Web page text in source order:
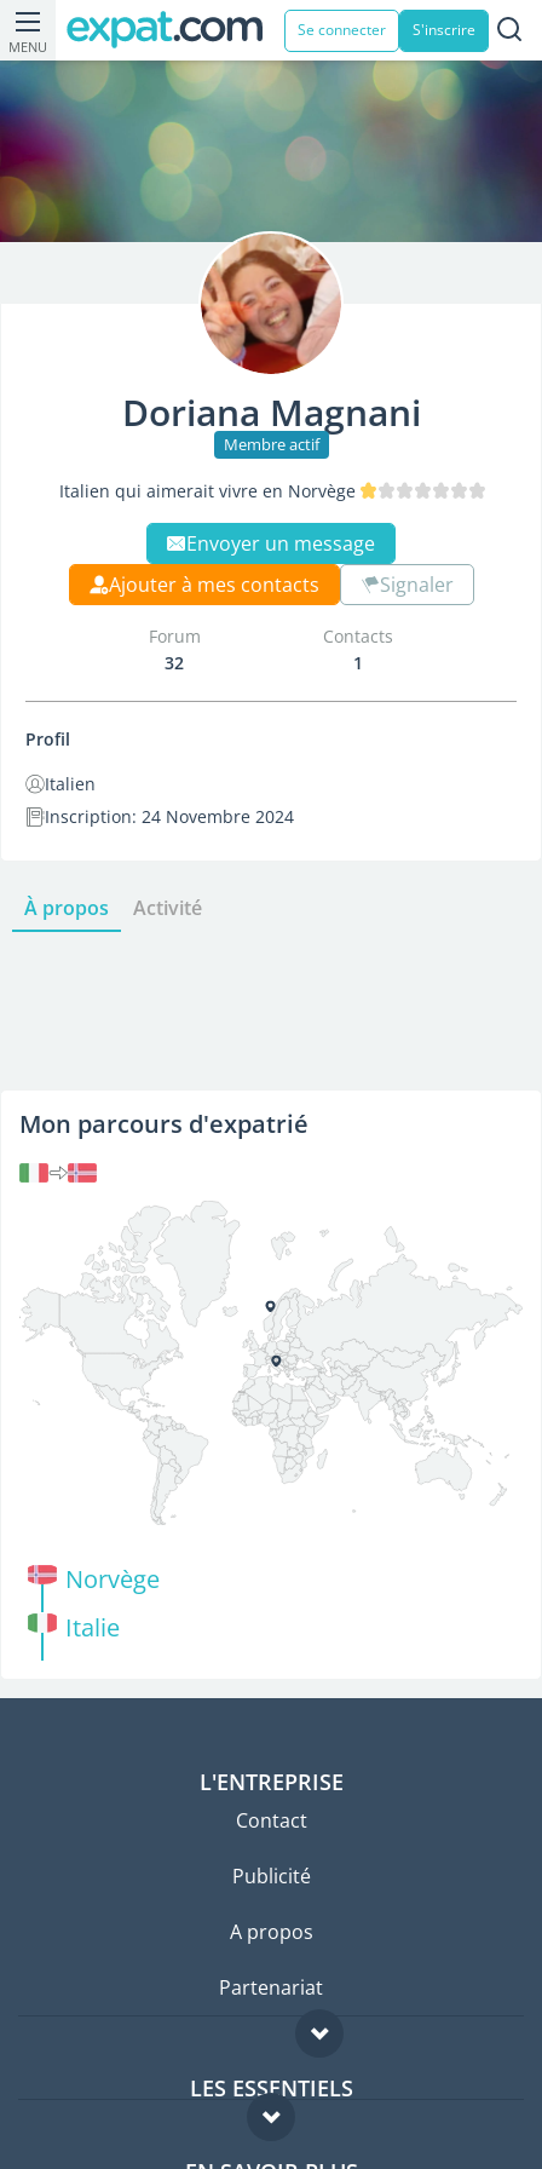
MENU
Se connecter S'inscrire
Doriana Magnani
Membre actif
Italien qui aimerait vivre en Norvège
Envoyer un message
Ajouter à mes contacts
Signaler
Forum
32
Contacts
1
Profil
Italien
Inscription: 24 Novembre 2024
À propos Activité
Mon parcours d'expatrié
Norvège
Italie
L'ENTREPRISE
Contact
Publicité
A propos
Partenariat
LES ESSENTIELS
Forum expatriés